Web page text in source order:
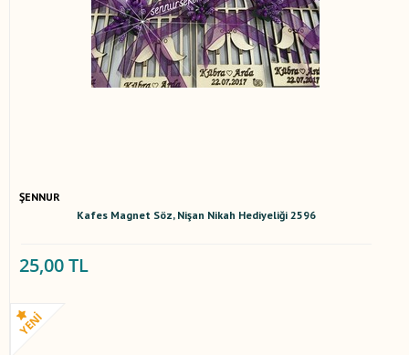
ŞENNUR
Kafes Magnet Söz, Nişan Nikah Hediyeliği 2596
25,00 TL